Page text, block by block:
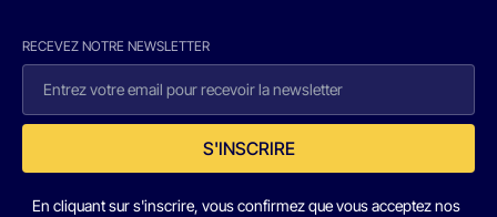
RECEVEZ NOTRE NEWSLETTER
S'INSCRIRE
En cliquant sur s'inscrire, vous confirmez que vous acceptez nos